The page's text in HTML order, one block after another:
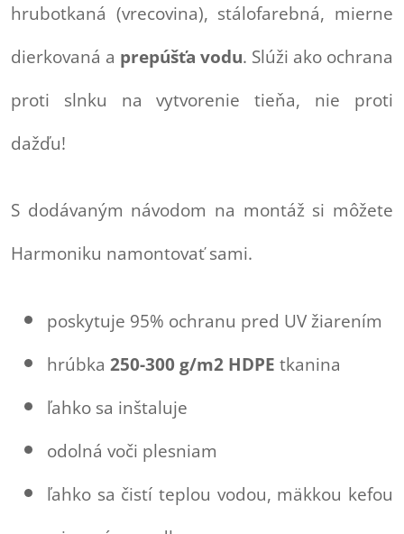
hrubotkaná (vrecovina), stálofarebná, mierne
dierkovaná a prepúšťa vodu. Slúži ako ochrana
proti slnku na vytvorenie tieňa, nie proti
dažďu!
S dodávaným návodom na montáž si môžete
Harmoniku namontovať sami.
poskytuje 95% ochranu pred UV žiarením
hrúbka 250-300 g/m2 HDPE tkanina
ľahko sa inštaluje
odolná voči plesniam
ľahko sa čistí teplou vodou, mäkkou kefou